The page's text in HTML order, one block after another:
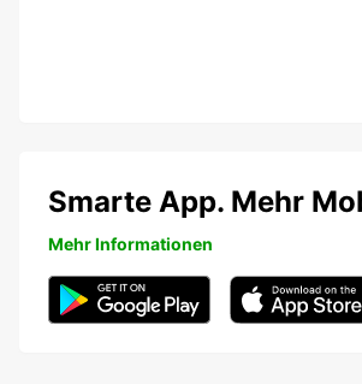
Smarte App. Mehr
Mehr Informationen